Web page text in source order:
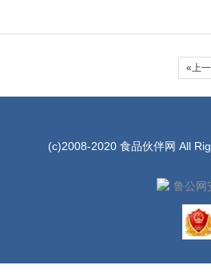
«上
(c)2008-2020 食品伙伴网 All
鲁公网